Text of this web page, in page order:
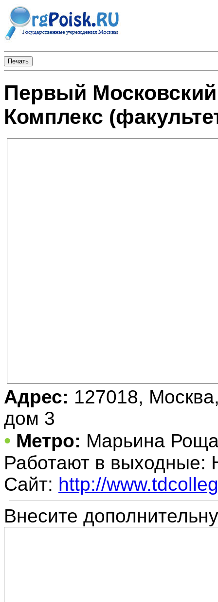
Первый
Комплекс
Адрес: 127018,
дом 3
• Метро: Марьина
Работают в выходные:
Сайт: http://
Внесите